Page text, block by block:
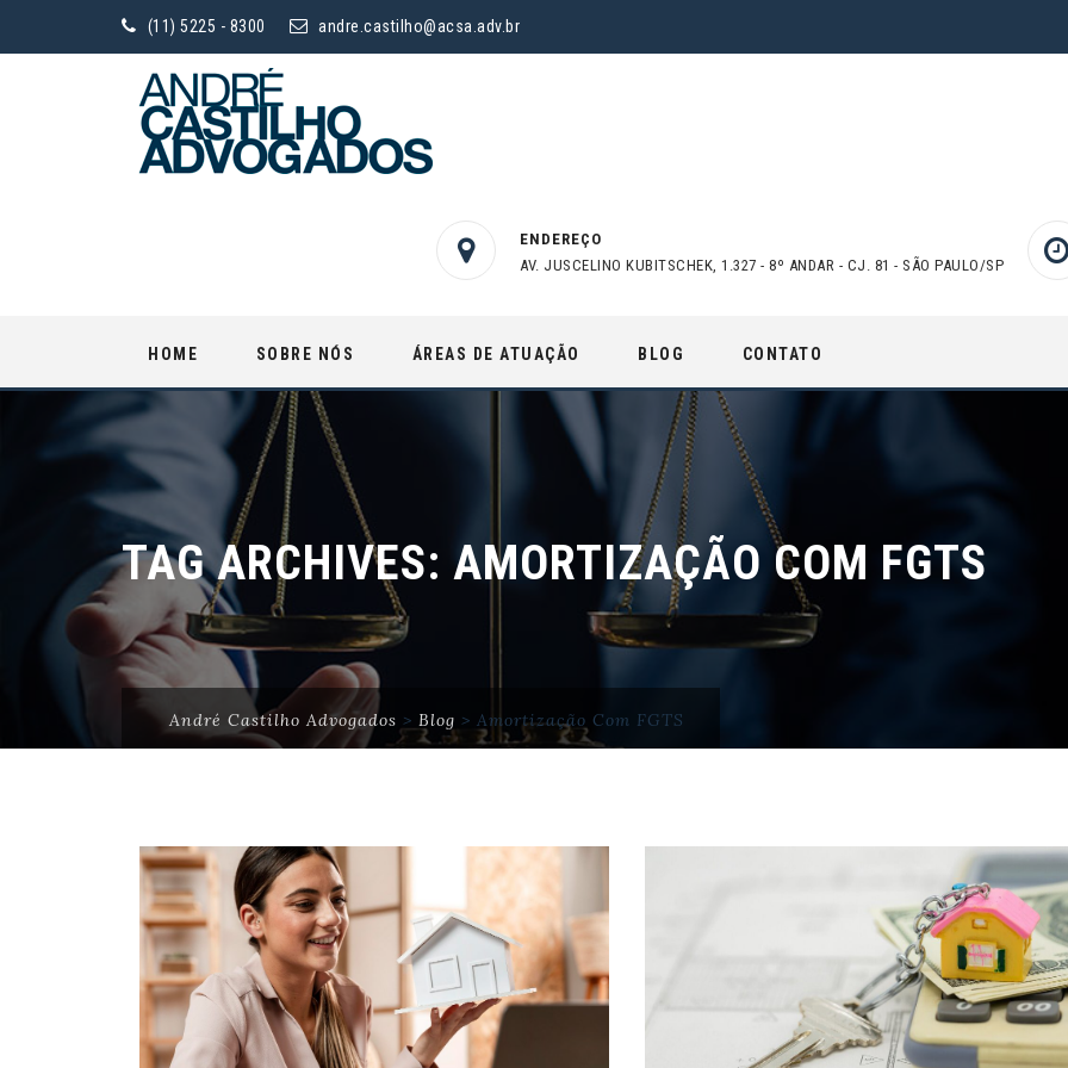
(11) 5225 - 8300 andre.castilho@acsa.adv.br
ENDEREÇO
AV. JUSCELINO KUBITSCHEK, 1.327 - 8º ANDAR - CJ. 81 - SÃO PAULO/SP
content
HOME SOBRE NÓS ÁREAS DE ATUAÇÃO BLOG CONTATO
TAG ARCHIVES: AMORTIZAÇÃO COM FGTS
André Castilho Advogados > Blog > Amortização Com FGTS